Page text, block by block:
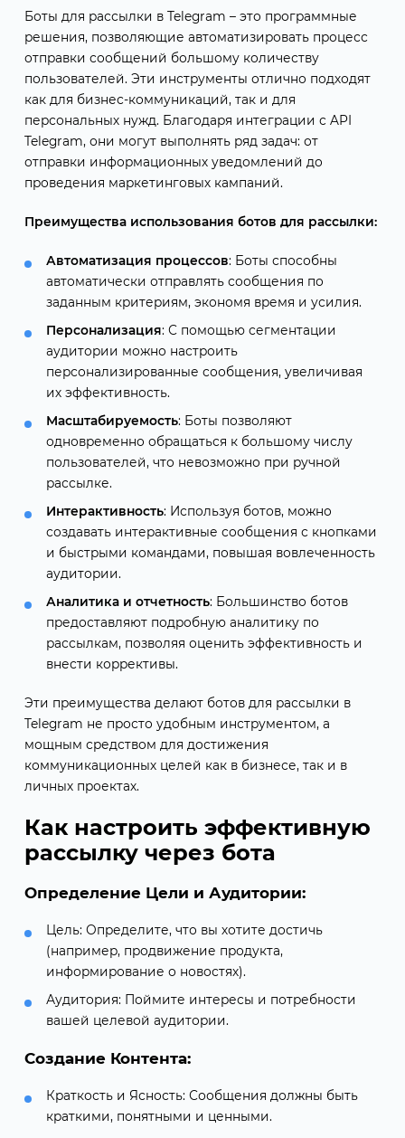
Боты для рассылки в Telegram – это программные
решения, позволяющие автоматизировать процесс
отправки сообщений большому количеству
пользователей. Эти инструменты отлично подходят
как для бизнес-коммуникаций, так и для
персональных нужд. Благодаря интеграции с API
Telegram, они могут выполнять ряд задач: от
отправки информационных уведомлений до
проведения маркетинговых кампаний.
Преимущества использования ботов для рассылки:
Автоматизация процессов: Боты способны
автоматически отправлять сообщения по
заданным критериям, экономя время и усилия.
Персонализация: С помощью сегментации
аудитории можно настроить
персонализированные сообщения, увеличивая
их эффективность.
Масштабируемость: Боты позволяют
одновременно обращаться к большому числу
пользователей, что невозможно при ручной
рассылке.
Интерактивность: Используя ботов, можно
создавать интерактивные сообщения с кнопками
и быстрыми командами, повышая вовлеченность
аудитории.
Аналитика и отчетность: Большинство ботов
предоставляют подробную аналитику по
рассылкам, позволяя оценить эффективность и
внести коррективы.
Эти преимущества делают ботов для рассылки в
Telegram не просто удобным инструментом, а
мощным средством для достижения
коммуникационных целей как в бизнесе, так и в
личных проектах.
Как настроить эффективную
рассылку через бота
Определение Цели и Аудитории:
Цель: Определите, что вы хотите достичь
(например, продвижение продукта,
информирование о новостях).
Аудитория: Поймите интересы и потребности
вашей целевой аудитории.
Создание Контента:
Краткость и Ясность: Сообщения должны быть
краткими, понятными и ценными.